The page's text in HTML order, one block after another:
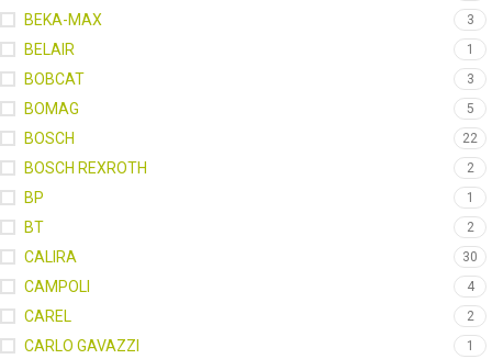
BEKA-MAX 3
BELAIR 1
BOBCAT 3
BOMAG 5
BOSCH 22
BOSCH REXROTH 2
BP 1
BT 2
CALIRA 30
CAMPOLI 4
CAREL 2
CARLO GAVAZZI 1